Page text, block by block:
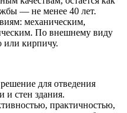
— не менее 40 лет.
механическим,
По внешнему виду
или кирпичу.
для отведения
и стен здания.
практичностью,